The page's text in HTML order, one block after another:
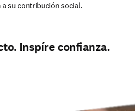
su contribución social.
nueva pestaña/ventana
Inspíre confianza.